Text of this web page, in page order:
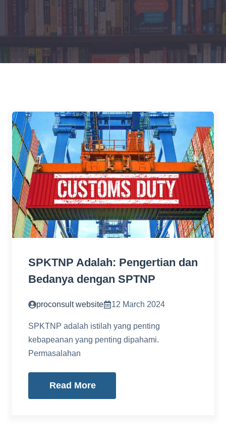
SPKTNP Adalah: Pengertian dan
Bedanya dengan SPTNP
proconsult website 12 March 2024
SPKTNP adalah istilah yang penting
kebapeanan yang penting dipahami.
Permasalahan
Read More